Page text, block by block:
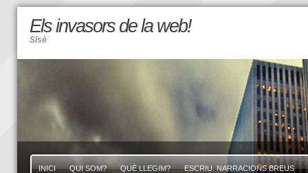
Els invasors de la web!
Sisè
INICI QUI SOM? QUÈ LLEGIM? ESCRIU. NARRACIONS BREUS